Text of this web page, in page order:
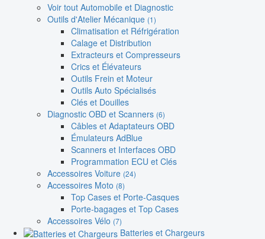
Voir tout Automobile et Diagnostic
Outils d'Atelier Mécanique (1)
Climatisation et Réfrigération
Calage et Distribution
Extracteurs et Compresseurs
Crics et Élévateurs
Outils Frein et Moteur
Outils Auto Spécialisés
Clés et Douilles
Diagnostic OBD et Scanners (6)
Câbles et Adaptateurs OBD
Émulateurs AdBlue
Scanners et Interfaces OBD
Programmation ECU et Clés
Accessoires Voiture (24)
Accessoires Moto (8)
Top Cases et Porte-Casques
Porte-bagages et Top Cases
Accessoires Vélo (7)
Batteries et Chargeurs